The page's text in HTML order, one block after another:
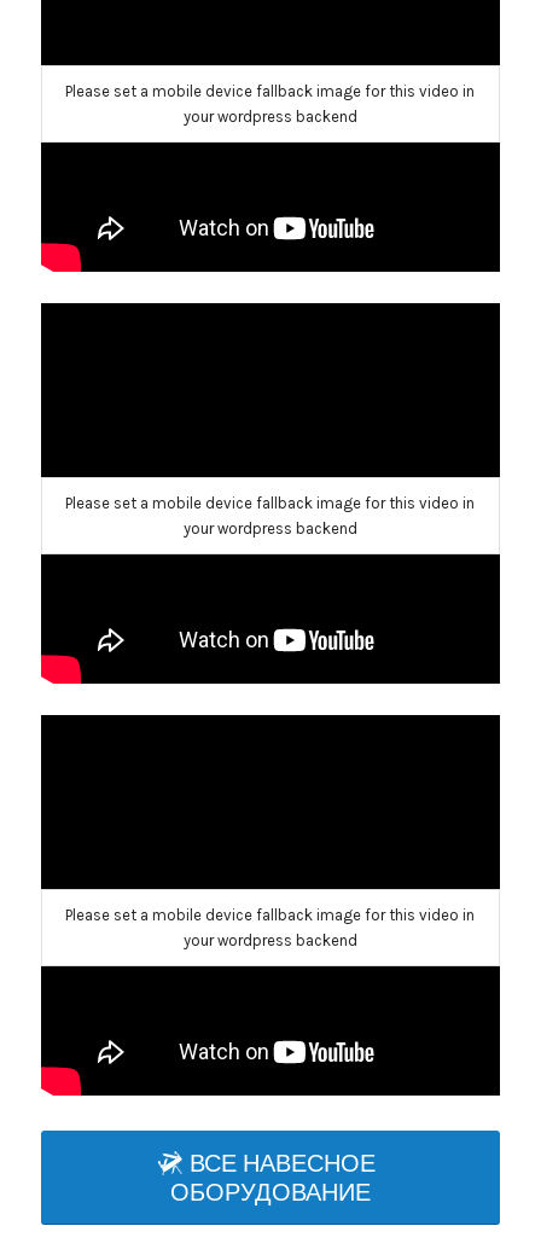
Please set a mobile device fallback image for this video in
your wordpress backend
Please set a mobile device fallback image for this video in
your wordpress backend
Please set a mobile device fallback image for this video in
your wordpress backend
ВСЕ НАВЕСНОЕ
ОБОРУДОВАНИЕ